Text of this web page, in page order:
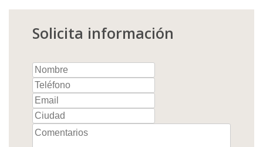
Solicita información